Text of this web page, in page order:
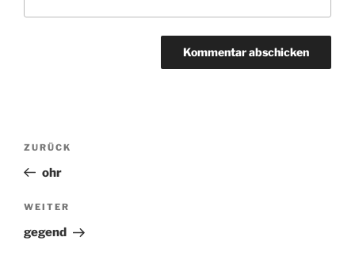
Beitragsnavigation
Vorheriger
Beitrag
ZURÜCK
ohr
Nächster
Beitrag
WEITER
gegend